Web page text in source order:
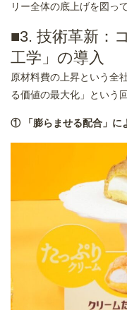
リー全体の底上げを図っ
■3. 技術革新：
工学」の導入
原材料費の上昇という全
る価値の最大化」という
① 「膨らませる配合」に